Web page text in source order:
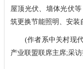
屋顶光伏、墙体光伏
筑更换节能照明、安装
(作者系中关村现代
产业联盟联席主席;采